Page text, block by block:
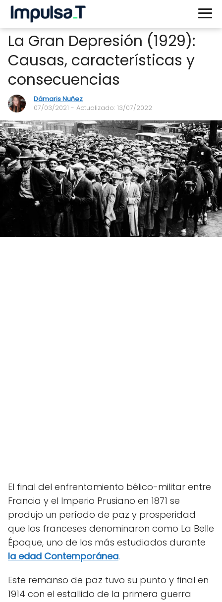
La Gran Depresión (1929):
Causas, características y
consecuencias
Dámaris Nuñez
07/03/2021 - Actualizado: 13/07/2022
El final del enfrentamiento bélico-militar entre
Francia y el Imperio Prusiano en 1871 se
produjo un período de paz y prosperidad
que los franceses denominaron como La Belle
Époque, uno de los más estudiados durante
la edad Contemporánea.
Este remanso de paz tuvo su punto y final en
1914 con el estallido de la primera guerra